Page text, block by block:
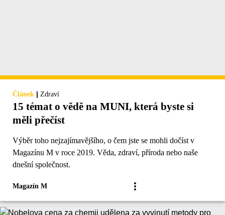
Článek | Zdraví
15 témat o vědě na MUNI, která byste si
měli přečíst
Výběr toho nejzajímavějšího, o čem jste se mohli dočíst v
Magazínu M v roce 2019. Věda, zdraví, příroda nebo naše
dnešní společnost.
Magazín M